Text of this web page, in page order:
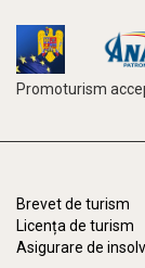
Promoturism
Brevet de turism
Licența de turism
Asigurare de